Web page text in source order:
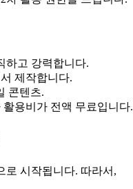
하고 강력합니다.
제작합니다.
콘텐츠.
용비가 전액 무료입니다.
로 시작됩니다. 따라서,